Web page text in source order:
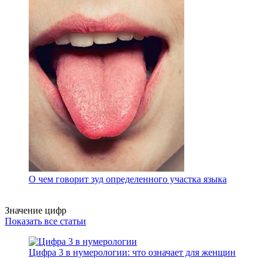
О чем говорит зуд определенного участка языка
Значение цифр
Показать все статьи
Цифра 3 в нумерологии: что означает для женщин